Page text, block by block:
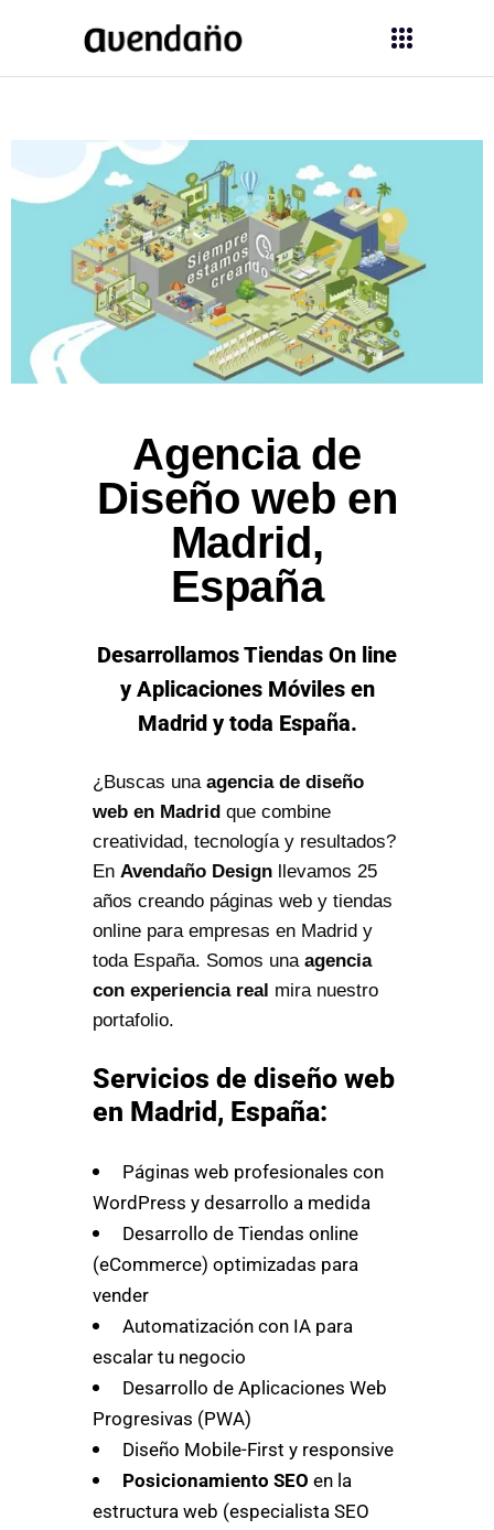
Agencia de
Diseño web en
Madrid,
España
Desarrollamos Tiendas On line
y Aplicaciones Móviles en
Madrid y toda España.
¿Buscas una agencia de diseño
web en Madrid que combine
creatividad, tecnología y resultados?
En Avendaño Design llevamos 25
años creando páginas web y tiendas
online para empresas en Madrid y
toda España. Somos una agencia
con experiencia real mira nuestro
portafolio.
Servicios de diseño web
en Madrid, España:
Páginas web profesionales con
WordPress y desarrollo a medida
Desarrollo de Tiendas online
(eCommerce) optimizadas para
vender
Automatización con IA para
escalar tu negocio
Desarrollo de Aplicaciones Web
Progresivas (PWA)
Diseño Mobile-First y responsive
Posicionamiento SEO en la
estructura web (especialista SEO